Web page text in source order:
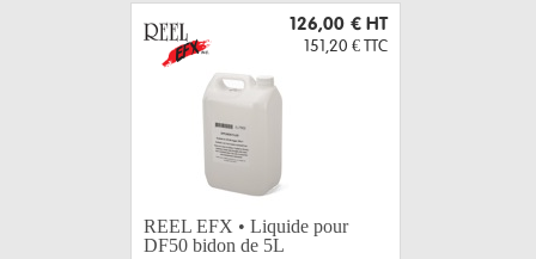
126,00 € HT
151,20 € TTC
REEL EFX • Liquide pour
DF50 bidon de 5L